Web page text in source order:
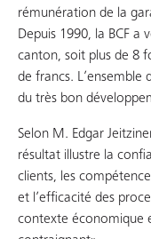
rémunération de la
Depuis 1990, la BCF a
canton, soit plus de 8
de francs. L’ensemble
du très bon
Selon M. Edgar
résultat illustre la
clients, les
et l’efficacité des
contexte économique